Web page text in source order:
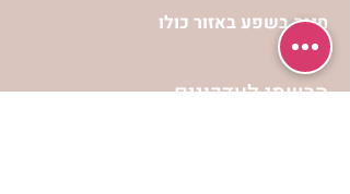
חניה בשפע באזור כולו
הרשמי לעדכונים